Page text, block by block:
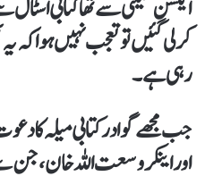
ایکشن کمیٹی سے تھا کتابی
کرلی گئیں تو تعجب نہیں ہوا کہ
رہی ہے۔
جب مجھے گوادر کتابی میلہ کا